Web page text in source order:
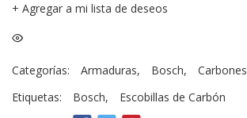
+ Agregar a mi lista de deseos
Categorías: Armaduras, Bosch,
Carbones
Etiquetas:
Bosch, Escobillas de Carbón